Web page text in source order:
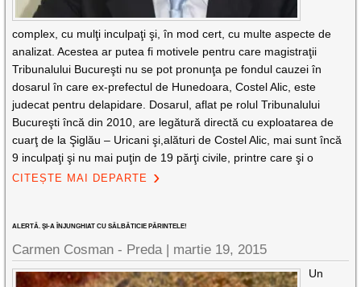
complex, cu mulţi inculpaţi şi, în mod cert, cu multe aspecte de
analizat. Acestea ar putea fi motivele pentru care magistraţii
Tribunalului Bucureşti nu se pot pronunţa pe fondul cauzei în
dosarul în care ex-prefectul de Hunedoara, Costel Alic, este
judecat pentru delapidare. Dosarul, aflat pe rolul Tribunalului
Bucureşti încă din 2010, are legătură directă cu exploatarea de
cuarţ de la Şiglău – Uricani şi,alături de Costel Alic, mai sunt încă
9 inculpaţi şi nu mai puţin de 19 părţi civile, printre care şi o
CITEȘTE MAI DEPARTE
ALERTĂ. ŞI-A ÎNJUNGHIAT CU SĂLBĂTICIE PĂRINTELE!
Carmen Cosman - Preda | martie 19, 2015
Un